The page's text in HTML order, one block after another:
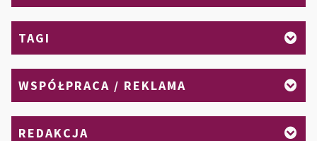
TAGI
WSPÓŁPRACA / REKLAMA
REDAKCJA